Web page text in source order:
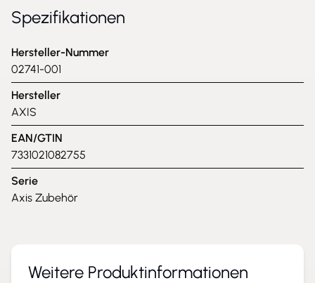
Spezifikationen
Hersteller-Nummer
02741-001
Hersteller
AXIS
EAN/GTIN
7331021082755
Serie
Axis Zubehör
Weitere Produktinformationen